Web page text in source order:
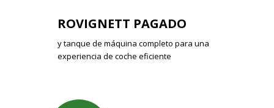
ROVIGNETT PAGADO
y tanque de máquina completo para una
experiencia de coche eficiente